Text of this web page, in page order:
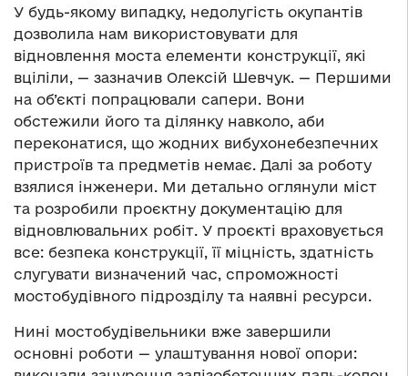
У будь-якому випадку, недолугість окупантів
дозволила нам використовувати для
відновлення моста елементи конструкції, які
вціліли, — зазначив Олексій Шевчук. — Першими
на об’єкті попрацювали сапери. Вони
обстежили його та ділянку навколо, аби
переконатися, що жодних вибухонебезпечних
пристроїв та предметів немає. Далі за роботу
взялися інженери. Ми детально оглянули міст
та розробили проєктну документацію для
відновлювальних робіт. У проєкті враховується
все: безпека конструкції, її міцність, здатність
слугувати визначений час, спроможності
мостобудівного підрозділу та наявні ресурси.
Нині мостобудівельники вже завершили
основні роботи — улаштування нової опори: